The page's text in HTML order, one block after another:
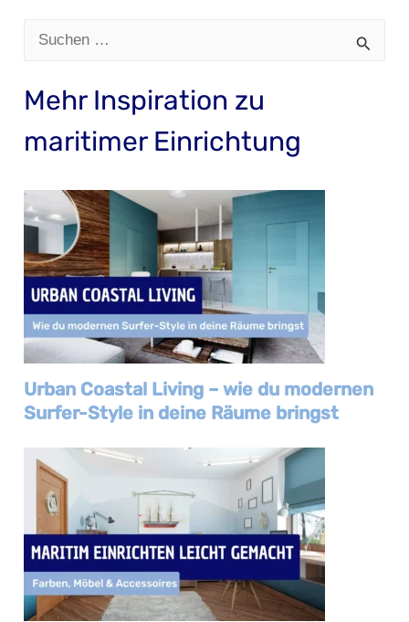
c
n
n
a
c
h
:
Mehr Inspiration zu
maritimer Einrichtung
Urban Coastal Living – wie du modernen
Surfer-Style in deine Räume bringst